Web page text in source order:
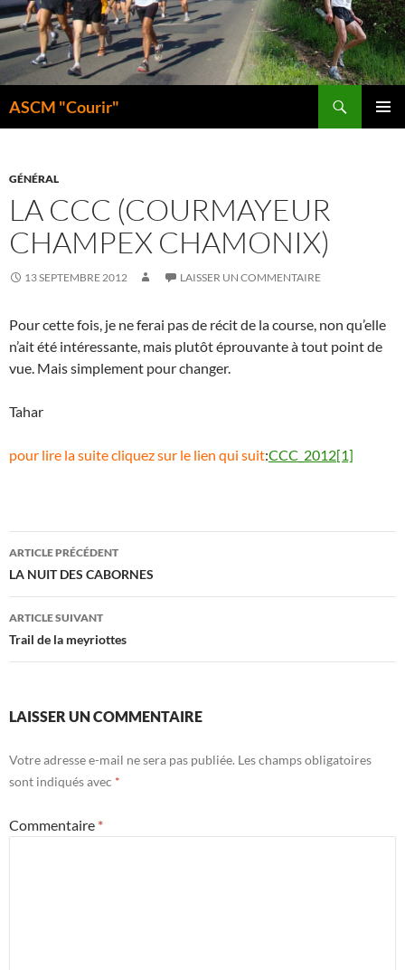
Aller
au
contenu
ASCM "Courir"
GÉNÉRAL
LA CCC (COURMAYEUR
CHAMPEX CHAMONIX)
13 SEPTEMBRE 2012 LAISSER UN COMMENTAIRE
Pour cette fois, je ne ferai pas de récit de la course, non qu’elle
n’ait été intéressante, mais plutôt éprouvante à tout point de
vue. Mais simplement pour changer.
Tahar
pour lire la suite cliquez sur le lien qui suit:CCC_2012[1]
Navigation
des
articles
ARTICLE PRÉCÉDENT
LA NUIT DES CABORNES
ARTICLE SUIVANT
Trail de la meyriottes
LAISSER UN COMMENTAIRE
Votre adresse e-mail ne sera pas publiée. Les champs obligatoires
sont indiqués avec *
Commentaire *